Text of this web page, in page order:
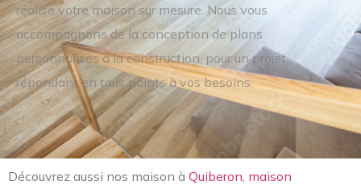
réalise votre maison sur mesure. Nous vous
accompagnons de la conception de plans
personnalisés à la construction, pour un projet
répondant en tous points à vos besoins.
Découvrez aussi nos maison à Quiberon maison